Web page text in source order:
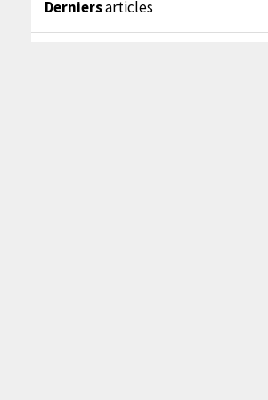
Derniersarticles